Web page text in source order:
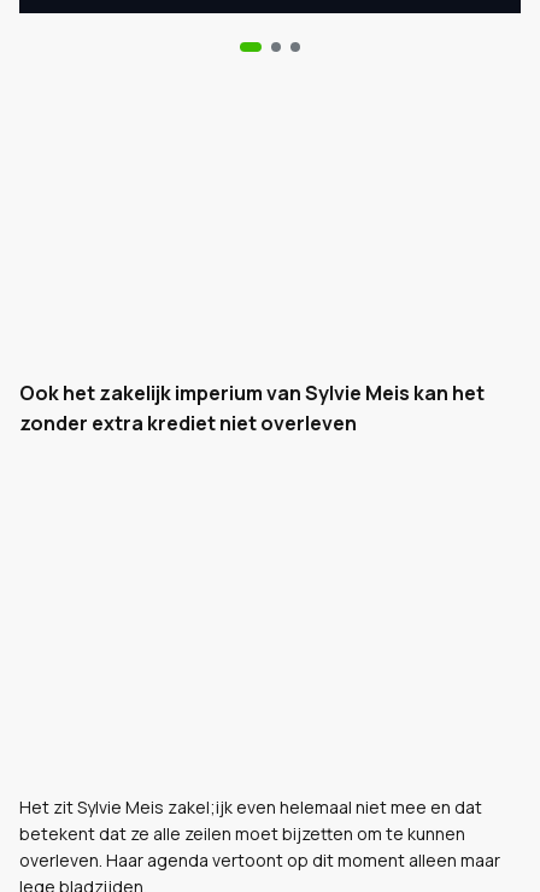
Ook het zakelijk imperium van Sylvie Meis kan het
zonder extra krediet niet overleven
Het zit Sylvie Meis zakel;ijk even helemaal niet mee en dat
betekent dat ze alle zeilen moet bijzetten om te kunnen
overleven. Haar agenda vertoont op dit moment alleen maar
lege bladzijden.